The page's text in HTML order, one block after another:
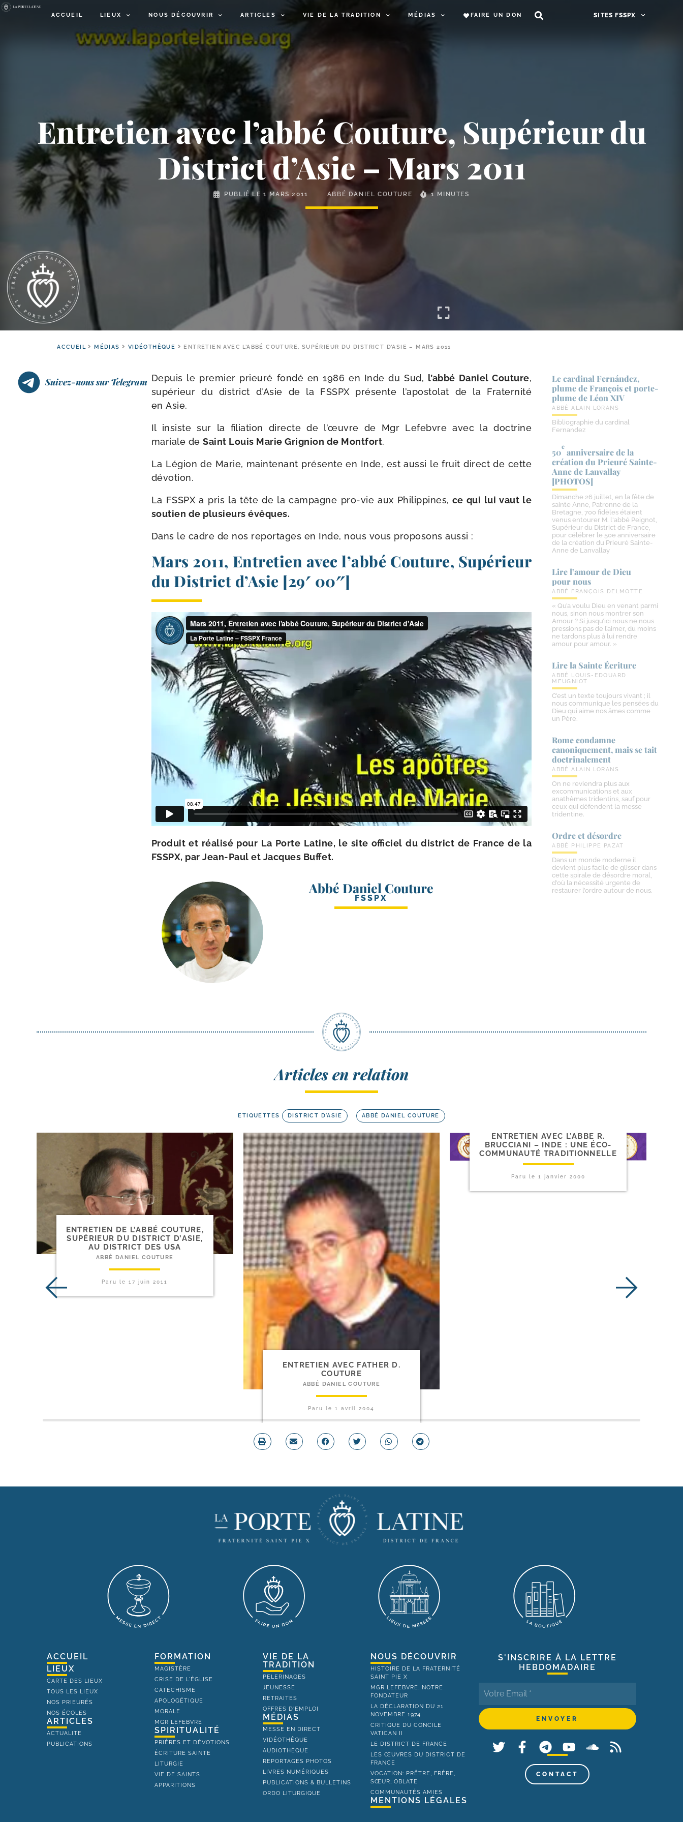
ACCUEIL LIEUX NOUS DÉCOUVRIR ARTICLES VIE DE LA TRADITION MÉDIAS FAIRE UN DON SITES FSSPX
Entretien avec l’abbé Couture, Supérieur du
District d’Asie – Mars 2011
PUBLIÉ LE1 MARS 2011 ABBÉ DANIEL COUTURE 1 MINUTES
ACCUEIL MÉDIAS VIDÉOTHÈQUE ENTRETIEN AVEC L’ABBÉ COUTURE, SUPÉRIEUR DU DISTRICT D’ASIE – MARS 2011
Suivez-nous sur Telegram Depuis le pre­mier prieu­ré fon­dé en 1986 en Inde du Sud, l’ab­bé Daniel Couture,
supé­rieur du dis­trict d’Asie de la FSSPX pré­sente l’a­pos­to­lat de la Fraternité
en Asie.
Il insiste sur la filia­tion directe de l’œuvre de Mgr Lefebvre avec la doc­trine
mariale deSaint Louis Marie Grignion de Montfort.
La Légion de Marie, main­te­nant pré­sente en Inde, est aus­si le fruit direct de cette
dévotion.
La FSSPX a pris la tête de la cam­pagne pro-​vie aux Philippines, ce qui lui vaut le
sou­tien de plu­sieurs évêques.
Dans le cadre de nos repor­tages en Inde, nous vous pro­po­sons aussi :
Mars 2011, Entretien avec l’abbé Couture, Supérieur
du District d’Asie [29′ 00″]
Produit et réa­li­sé pour La Porte Latine, le site offi­ciel du dis­trict de France de la
FSSPX, par Jean-​Paul et Jacques Buffet.
Abbé Daniel Couture
FSSPX
Le cardinal Fernández,
plume de François et porte-​
plume de Léon XIV
ABBÉ ALAIN LORANS
Bibliographie du cardinal
Fernandez
50
e
anniversaire de la
création du Prieuré Sainte-​
Anne de Lanvallay
[PHOTOS]
Dimanche 26 juillet, en la fête de
sainte Anne, Patronne de la
Bretagne, 700 fidèles étaient
venus entourer M. l'abbé Peignot,
Supérieur du District de France,
pour célébrer le 50e anniversaire
de la création du Prieuré Sainte-
Anne de Lanvallay
Lire l’amour de Dieu
pour nous
ABBÉ FRANÇOIS DELMOTTE
« Qu’a voulu Dieu en venant parmi
nous, sinon nous montrer son
Amour ? Si jusqu’ici nous ne nous
pressions pas de l’aimer, du moins
ne tardons plus à lui rendre
amour pour amour. »
Lire la Sainte Écriture
ABBÉ LOUIS-EDOUARD
MEUGNIOT
C’est un texte toujours vivant ; il
nous communique les pensées du
Dieu qui aime nos âmes comme
un Père.
Rome condamne
canoniquement, mais se tait
doctrinalement
ABBÉ ALAIN LORANS
On ne reviendra plus aux
excommunications et aux
anathèmes tridentins, sauf pour
ceux qui défendent la messe
tridentine.
Ordre et désordre
ABBÉ PHILIPPE PAZAT
Dans un monde moderne il
devient plus facile de glisser dans
cette spirale de désordre moral,
d’où la nécessité urgente de
restaurer l’ordre autour de nous.
Articles en relation
ETIQUETTES DISTRICT D'ASIE ABBÉ DANIEL COUTURE
ENTRETIEN DE L’ABBÉ COUTURE,
SUPÉRIEUR DU DISTRICT D’ASIE,
AU DISTRICT DES USA
ABBÉ DANIEL COUTURE
Paru le17 juin 2011
ENTRETIEN AVEC FATHER D.
COUTURE
ABBÉ DANIEL COUTURE
Paru le1 avril 2004
ENTRETIEN AVEC L’ABBÉ R.
BRUCCIANI – INDE : UNE ÉCO-​
COMMUNAUTÉ TRADITIONNELLE
Paru le 1 janvier 2000
ACCUEIL
LIEUX
CARTE DES LIEUX
TOUS LES LIEUX
NOS PRIEURÉS
NOS ÉCOLES
ARTICLES
ACTUALITE
PUBLICATIONS
FORMATION
MAGISTÈRE
CRISE DE L'ÉGLISE
CATECHISME
APOLOGÉTIQUE
MORALE
MGR LEFEBVRE
SPIRITUALITÉ
PRIÈRES ET DÉVOTIONS
ÉCRITURE SAINTE
LITURGIE
VIE DE SAINTS
APPARITIONS
VIE DE LA
TRADITION
PELERINAGES
JEUNESSE
RETRAITES
OFFRES D'EMPLOI
MÉDIAS
MESSE EN DIRECT
VIDÉOTHÈQUE
AUDIOTHÈQUE
REPORTAGES PHOTOS
LIVRES NUMÉRIQUES
PUBLICATIONS & BULLETINS
ORDO LITURGIQUE
NOUS DÉCOUVRIR
HISTOIRE DE LA FRATERNITÉ
SAINT PIE X
MGR LEFEBVRE, NOTRE
FONDATEUR
LA DÉCLARATION DU 21
NOVEMBRE 1974
CRITIQUE DU CONCILE
VATICAN II
LE DISTRICT DE FRANCE
LES ŒUVRES DU DISTRICT DE
FRANCE
VOCATION: PRÊTRE, FRÈRE,
SŒUR, OBLATE
COMMUNAUTÉS AMIES
MENTIONS LÉGALES
S'INSCRIRE À LA LETTRE
HEBDOMADAIRE
CONTACT